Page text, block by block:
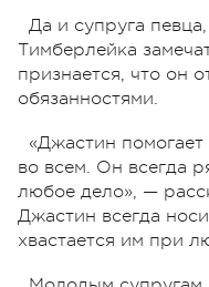
Да и супруга
Тимберлейка
признается, что он
обязанностями.
«Джастин
во всем. Он всегда
любое дело», —
Джастин всегда
хвастается им при